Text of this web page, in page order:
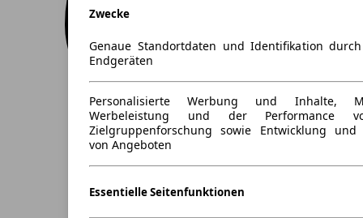
Zwecke
Genaue Standortdaten und Identifikation
Endgeräten
Personalisierte Werbung und Inhalte,
Werbeleistung und der Performance
Zielgruppenforschung sowie Entwicklung und
von Angeboten
Essentielle Seitenfunktionen